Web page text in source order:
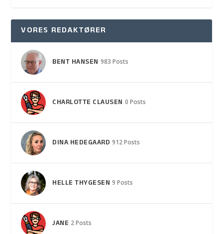
VORES REDAKTØRER
BENT HANSEN 983 Posts
CHARLOTTE CLAUSEN 0 Posts
DINA HEDEGAARD 912 Posts
HELLE THYGESEN 9 Posts
JANE 2 Posts